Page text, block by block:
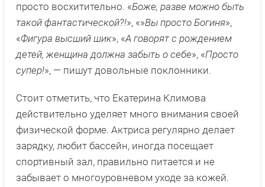
просто восхитительно. «Боже, разве можно быть
такой фантастической?!», «»Вы просто Богиня»,
«Фигура высший шик», «А говорят с рождением
детей, женщина должна забыть о себе», «Просто
супер!», — пишут довольные поклонники.
Стоит отметить, что Екатерина Климова
действительно уделяет много внимания своей
физической форме. Актриса регулярно делает
зарядку, любит бассейн, иногда посещает
спортивный зал, правильно питается и не
забывает о многоуровневом уходе за кожей.